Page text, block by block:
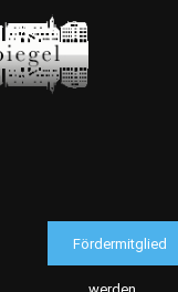
Fördermitglied
werden